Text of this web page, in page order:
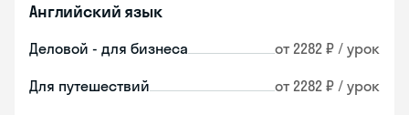
Английский язык
Деловой - для бизнеса от 2282 ₽ / урок
Для путешествий от 2282 ₽ / урок